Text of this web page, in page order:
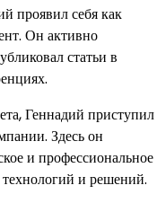
проявил себя как
Он активно
статьи в
Геннадий приступил
Здесь он
и профессиональное
технологий и решений.